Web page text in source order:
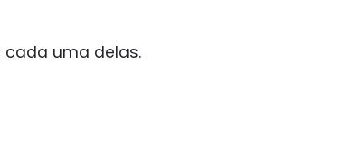
cada uma delas.